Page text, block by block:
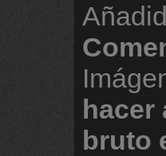
hacer
bruto